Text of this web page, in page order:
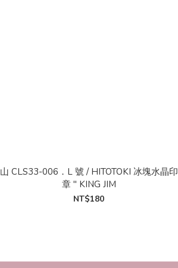
山 CLS33-006．L 號 / HITOTOKI 冰塊水晶印
章 " KING JIM
NT$180